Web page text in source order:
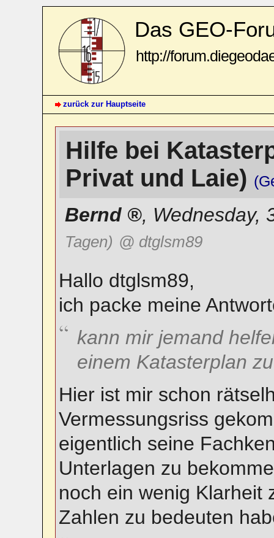
Das GEO-
http://
zurück zur Hauptseite
Hilfe bei
Privat und Laie)
Bernd , Wednesday,
Tagen) @ dtglsm89
Hallo dtglsm89,
ich packe meine
kann mir jemand
einem Katasterplan
Hier ist mir schon
Vermessungsriss
eigentlich seine
Unterlagen zu
noch ein wenig Klarheit
Zahlen zu bedeuten